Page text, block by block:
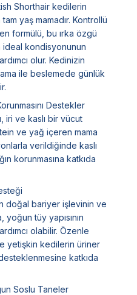
Shorthair kedilerin
yaş mamadır. Kontrollü
formülü, bu ırka özgü
ideal kondisyonunun
olur. Kedinizin
ile beslemede günlük
Destekler
iri ve kaslı bir vücut
ve yağ içeren mama
verildiğinde kaslı
korunmasına katkıda
doğal bariyer işlevinin ve
tüy yapısının
olabilir. Özenle
yetişkin kedilerin üriner
katkıda
Soslu Taneler